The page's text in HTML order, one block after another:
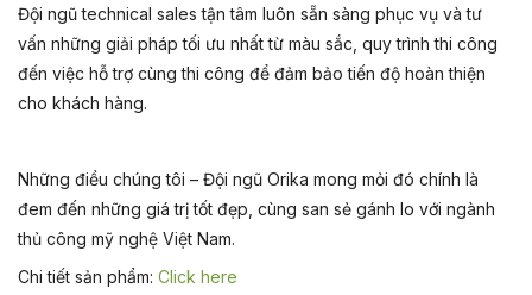
Đội ngũ technical sales tận tâm luôn sẵn sàng phục vụ và tư
vấn những giải pháp tối ưu nhất từ màu sắc, quy trình thi công
đến việc hỗ trợ cùng thi công để đảm bảo tiến độ hoàn thiện
cho khách hàng.
Những điều chúng tôi – Đội ngũ Orika mong mỏi đó chính là
đem đến những giá trị tốt đẹp, cùng san sẻ gánh lo với ngành
thủ công mỹ nghệ Việt Nam.
Chi tiết sản phẩm: Click here